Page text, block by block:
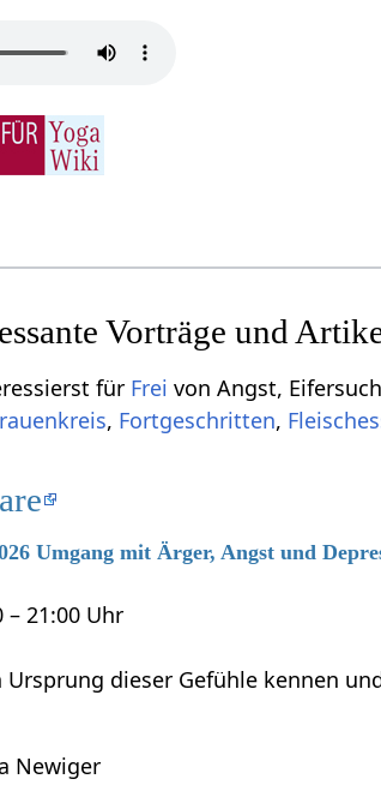
Vorträge und
für Frei von Angst,
, Fortgeschritten,
Umgang mit Ärger, Angst und
– 21:00 Uhr
Ursprung dieser Gefühle kennen
Newiger